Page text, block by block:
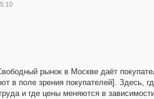
рынок в Москве даёт
в поле зрения покупателей]. Здесь,
и где цены меняются в